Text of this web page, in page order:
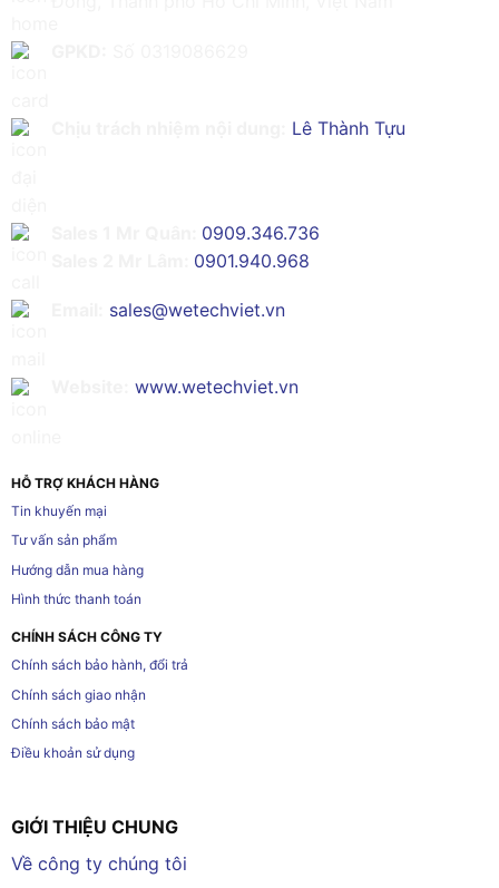
Lê Thành Tựu
0909.346.736
0901.940.968
sales@wetechviet.vn
www.wetechviet.vn
HỖ TRỢ KHÁCH HÀNG
Tin khuyến mại
Tư vấn sản phẩm
Hướng dẫn mua hàng
Hình thức thanh toán
CHÍNH SÁCH CÔNG TY
Chính sách bảo hành, đổi trả
Chính sách giao nhận
Chính sách bảo mật
Điều khoản sử dụng
GIỚI THIỆU CHUNG
Về công ty chúng tôi